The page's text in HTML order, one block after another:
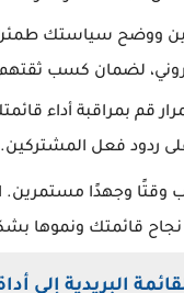
ووضح سياستك طمئن
لضمان كسب
قم بمراقبة أداء
ردود فعل المشتركين.
وقتًا وجهدًا مستمرين.
قائمتك ونموها
البريدية إلى